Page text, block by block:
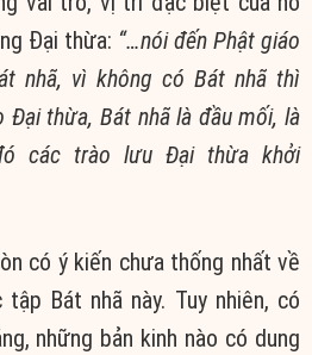
Đại thừa: “…nói đến Phật giáo
nhã, vì không có Bát nhã thì
Đại thừa, Bát nhã là đầu mối, là
các trào lưu Đại thừa khởi
có ý kiến chưa thống nhất về
Bát nhã này. Tuy nhiên, có
những bản kinh nào có dung